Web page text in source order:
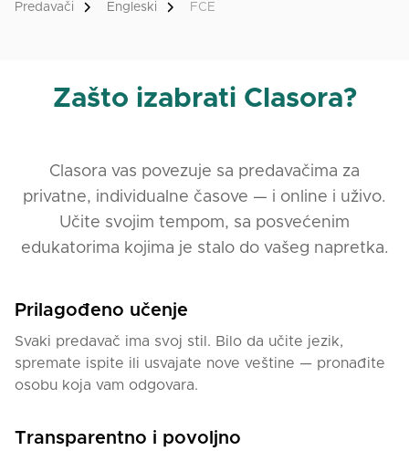
Predavači Engleski FCE
Zašto izabrati Clasora?
Clasora vas povezuje sa predavačima za
privatne, individualne časove — i online i uživo.
Učite svojim tempom, sa posvećenim
edukatorima kojima je stalo do vašeg napretka.
Prilagođeno učenje
Svaki predavač ima svoj stil. Bilo da učite jezik,
spremate ispite ili usvajate nove veštine — pronađite
osobu koja vam odgovara.
Transparentno i povoljno